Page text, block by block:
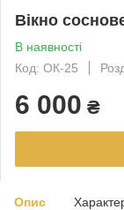
Вікно
В наявності
Код: ОК-25
6 000 ₴
Опис